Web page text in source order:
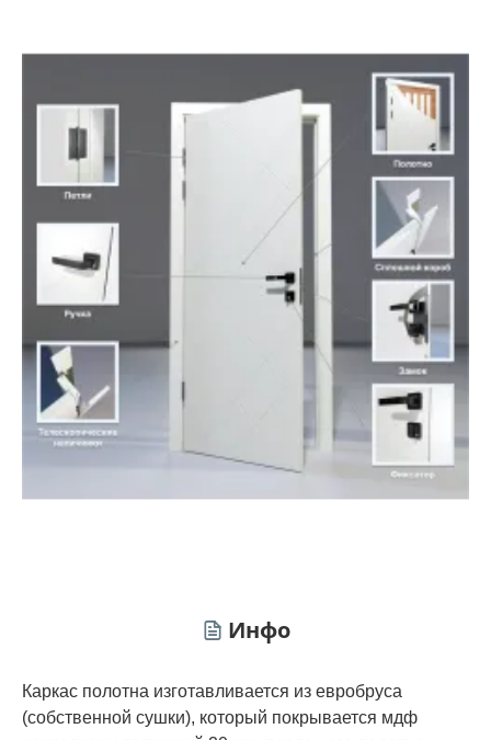
Инфо
Каркас полотна изготавливается из евробруса
(собственной сушки), который покрывается мдф